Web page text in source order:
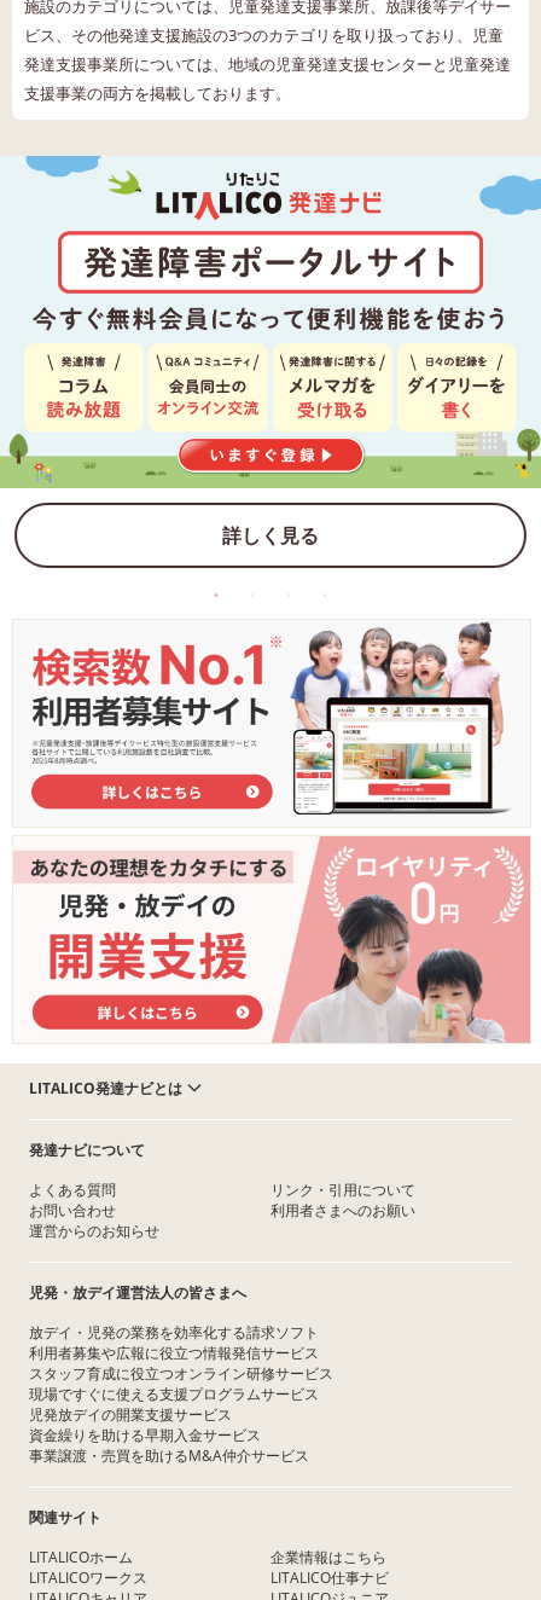
施設のカテゴリについては、児童発達支援事業所、放課後等デイサー
ビス、その他発達支援施設の3つのカテゴリを取り扱っており、児童
発達支援事業所については、地域の児童発達支援センターと児童発達
支援事業の両方を掲載しております。
詳しく見る
LITALICO発達ナビとは
発達ナビについて
よくある質問
お問い合わせ
運営からのお知らせ
リンク・引用について
利用者さまへのお願い
児発・放デイ運営法人の皆さまへ
放デイ・児発の業務を効率化する請求ソフト
利用者募集や広報に役立つ情報発信サービス
スタッフ育成に役立つオンライン研修サービス
現場ですぐに使える支援プログラムサービス
児発放デイの開業支援サービス
資金繰りを助ける早期入金サービス
事業譲渡・売買を助けるM&A仲介サービス
関連サイト
LITALICOホーム
LITALICOワークス
企業情報はこちら
LITALICO仕事ナビ